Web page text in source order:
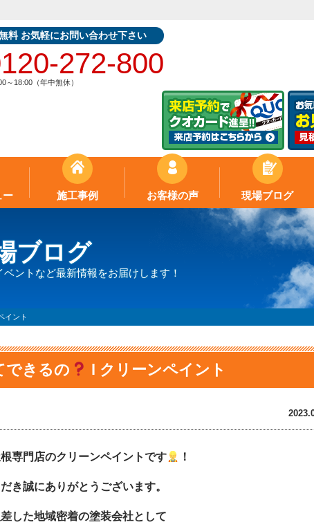
料 お気軽にお問い合わせ下さい
272-800
～18:00（年中無休）
ー 施工事例 お客様の声 現場ブログ
ブログ
ントなど最新情報をお届けします！
イント
できるの l クリーンペイント
専門店のクリーンペイントです ！
き誠にありがとうございます。
した地域密着の塗装会社として